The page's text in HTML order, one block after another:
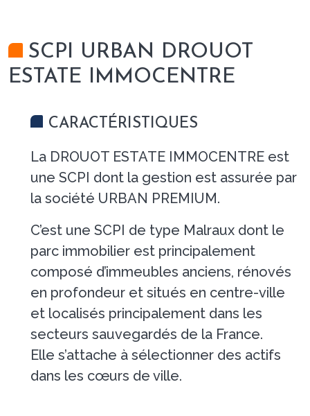
SCPI URBAN DROUOT
ESTATE IMMOCENTRE
CARACTÉRISTIQUES
La DROUOT ESTATE IMMOCENTRE est
une SCPI dont la gestion est assurée par
la société URBAN PREMIUM.
C’est une SCPI de type Malraux dont le
parc immobilier est principalement
composé d’immeubles anciens, rénovés
en profondeur et situés en centre-ville
et localisés principalement dans les
secteurs sauvegardés de la France.
Elle s’attache à sélectionner des actifs
dans les cœurs de ville.